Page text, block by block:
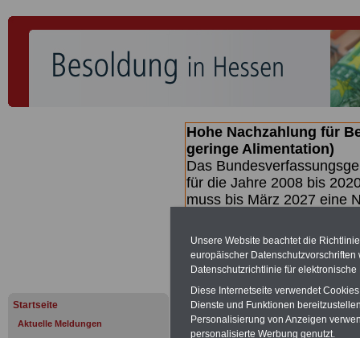
Startseite
Aktuelle Meldungen
Hohe Nachzahlung für
geringe Alimentation)
Das
für die Jahre 2008 bis
muss bis März 2027 eine
(Beamte &
geben (Medienberichten
mind.3.000 und 13.000
hierzu eine Broschüre
des Gesetzentwurfs der
(wahrscheinlich im
Broschüre.
Unsere Website beachtet die
europäischer
Datenschutzrichtlinie für
Diese Internetseite verwendet
Dienste und Funktionen
Personalisierung von Anzeigen
personalisierte Werbung genutzt.